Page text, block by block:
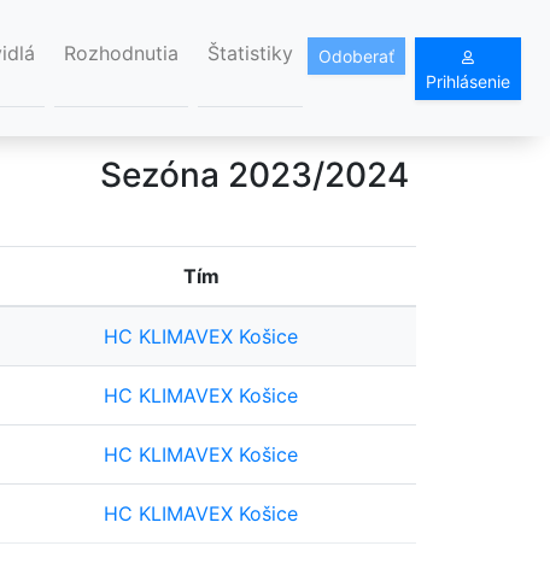
Rozhodnutia Štatistiky
Odoberať
Prihlásenie
Sezóna 2023/2024
Tím
HC KLIMAVEX Košice
HC KLIMAVEX Košice
HC KLIMAVEX Košice
HC KLIMAVEX Košice